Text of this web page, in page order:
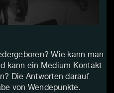
Wie kann man
kann ein Medium Kontakt
Die Antworten darauf
von Wendepunkte.